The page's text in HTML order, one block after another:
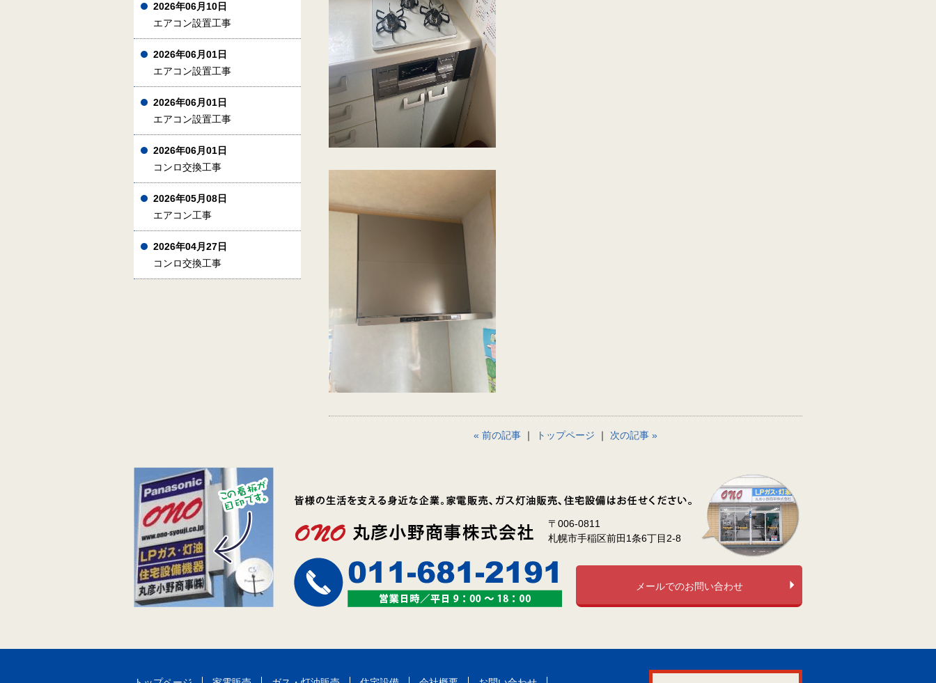
« 前の記事 ｜ トップページ ｜ 次の記事 »
2026年06月10日
エアコン設置工事
2026年06月01日
エアコン設置工事
2026年06月01日
エアコン設置工事
2026年06月01日
コンロ交換工事
2026年05月08日
エアコン工事
2026年04月27日
コンロ交換工事
〒006-0811
札幌市手稲区前田1条6丁目2-8
メールでのお問い合わせ